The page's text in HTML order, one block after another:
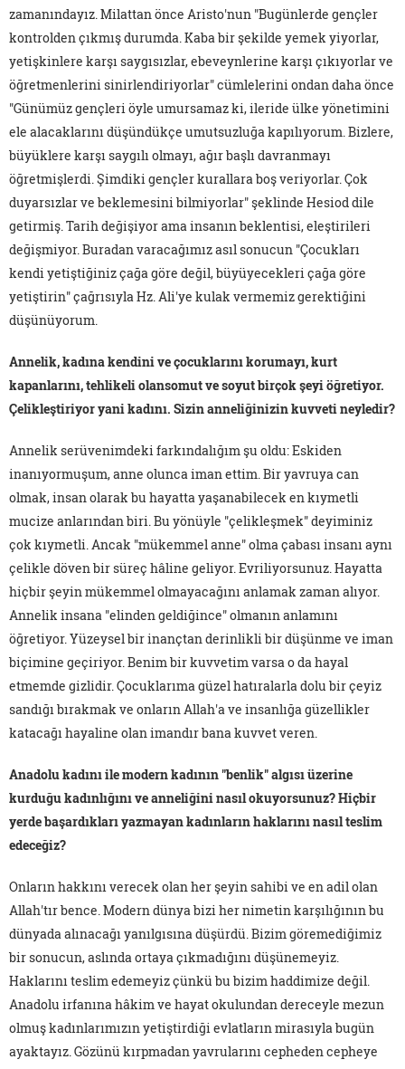
zamanındayız. Milattan önce Aristo'nun "Bugünlerde gençler
kontrolden çıkmış durumda. Kaba bir şekilde yemek yiyorlar,
yetişkinlere karşı saygısızlar, ebeveynlerine karşı çıkıyorlar ve
öğretmenlerini sinirlendiriyorlar" cümlelerini ondan daha önce
"Günümüz gençleri öyle umursamaz ki, ileride ülke yönetimini
ele alacaklarını düşündükçe umutsuzluğa kapılıyorum. Bizlere,
büyüklere karşı saygılı olmayı, ağır başlı davranmayı
öğretmişlerdi. Şimdiki gençler kurallara boş veriyorlar. Çok
duyarsızlar ve beklemesini bilmiyorlar" şeklinde Hesiod dile
getirmiş. Tarih değişiyor ama insanın beklentisi, eleştirileri
değişmiyor. Buradan varacağımız asıl sonucun "Çocukları
kendi yetiştiğiniz çağa göre değil, büyüyecekleri çağa göre
yetiştirin" çağrısıyla Hz. Ali'ye kulak vermemiz gerektiğini
düşünüyorum.
Annelik, kadına kendini ve çocuklarını korumayı, kurt
kapanlarını, tehlikeli olansomut ve soyut birçok şeyi öğretiyor.
Çelikleştiriyor yani kadını. Sizin anneliğinizin kuvveti neyledir?
Annelik serüvenimdeki farkındalığım şu oldu: Eskiden
inanıyormuşum, anne olunca iman ettim. Bir yavruya can
olmak, insan olarak bu hayatta yaşanabilecek en kıymetli
mucize anlarından biri. Bu yönüyle "çelikleşmek" deyiminiz
çok kıymetli. Ancak "mükemmel anne" olma çabası insanı aynı
çelikle döven bir süreç hâline geliyor. Evriliyorsunuz. Hayatta
hiçbir şeyin mükemmel olmayacağını anlamak zaman alıyor.
Annelik insana "elinden geldiğince" olmanın anlamını
öğretiyor. Yüzeysel bir inançtan derinlikli bir düşünme ve iman
biçimine geçiriyor. Benim bir kuvvetim varsa o da hayal
etmemde gizlidir. Çocuklarıma güzel hatıralarla dolu bir çeyiz
sandığı bırakmak ve onların Allah'a ve insanlığa güzellikler
katacağı hayaline olan imandır bana kuvvet veren.
Anadolu kadını ile modern kadının "benlik" algısı üzerine
kurduğu kadınlığını ve anneliğini nasıl okuyorsunuz? Hiçbir
yerde başardıkları yazmayan kadınların haklarını nasıl teslim
edeceğiz?
Onların hakkını verecek olan her şeyin sahibi ve en adil olan
Allah'tır bence. Modern dünya bizi her nimetin karşılığının bu
dünyada alınacağı yanılgısına düşürdü. Bizim göremediğimiz
bir sonucun, aslında ortaya çıkmadığını düşünemeyiz.
Haklarını teslim edemeyiz çünkü bu bizim haddimize değil.
Anadolu irfanına hâkim ve hayat okulundan dereceyle mezun
olmuş kadınlarımızın yetiştirdiği evlatların mirasıyla bugün
ayaktayız. Gözünü kırpmadan yavrularını cepheden cepheye